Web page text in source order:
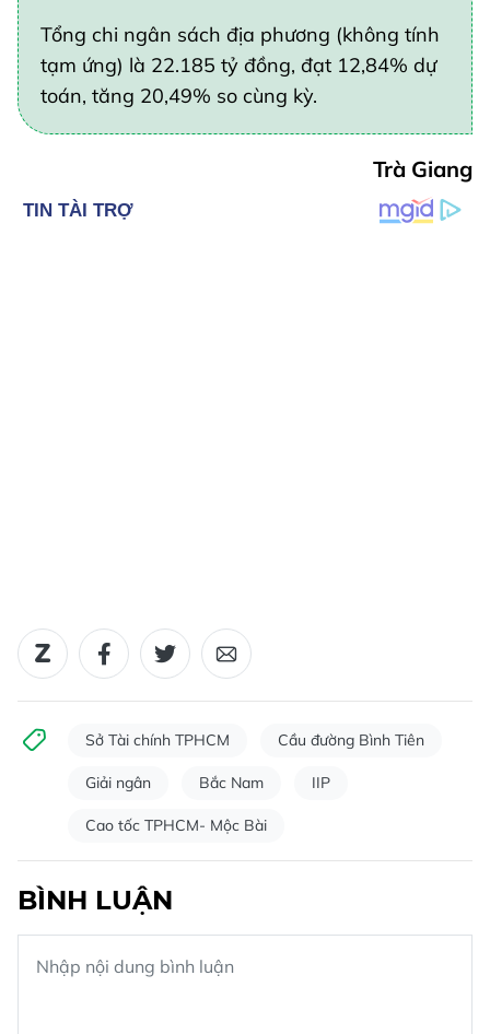
Tổng chi ngân sách địa phương (không tính
tạm ứng) là 22.185 tỷ đồng, đạt 12,84% dự
toán, tăng 20,49% so cùng kỳ.
Trà Giang
Sở Tài chính TPHCM Cầu đường Bình Tiên
Giải ngân Bắc Nam IIP
Cao tốc TPHCM- Mộc Bài
BÌNH LUẬN